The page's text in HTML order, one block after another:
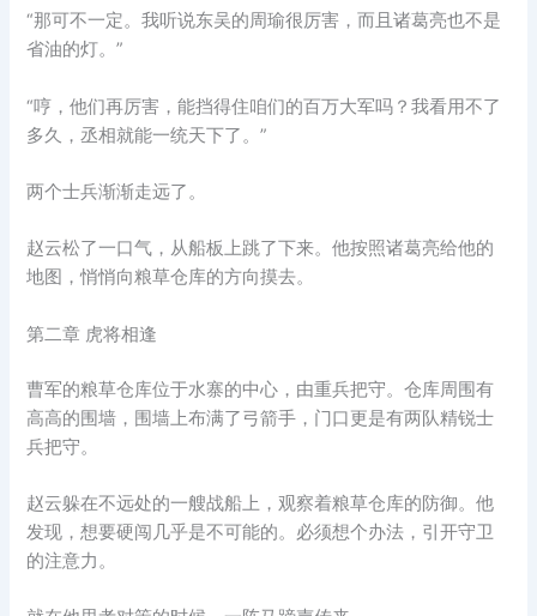
“那可不一定。我听说东吴的周瑜很厉害，而且诸葛亮也不是
省油的灯。”
“哼，他们再厉害，能挡得住咱们的百万大军吗？我看用不了
多久，丞相就能一统天下了。”
两个士兵渐渐走远了。
赵云松了一口气，从船板上跳了下来。他按照诸葛亮给他的
地图，悄悄向粮草仓库的方向摸去。
第二章 虎将相逢
曹军的粮草仓库位于水寨的中心，由重兵把守。仓库周围有
高高的围墙，围墙上布满了弓箭手，门口更是有两队精锐士
兵把守。
赵云躲在不远处的一艘战船上，观察着粮草仓库的防御。他
发现，想要硬闯几乎是不可能的。必须想个办法，引开守卫
的注意力。